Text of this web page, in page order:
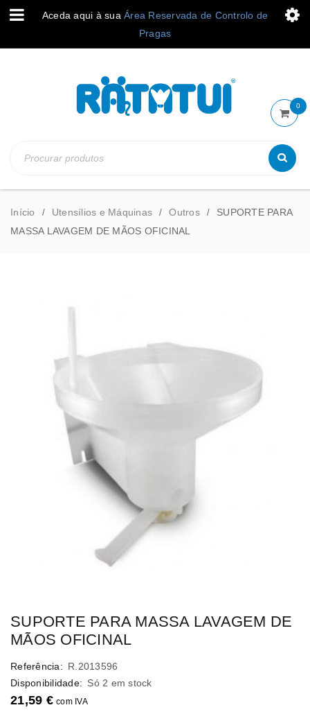
Aceda aqui à sua Área Reservada de Controlo de
Pragas
0
Início / Utensílios e Máquinas / Outros /
SUPORTE PARA
MASSA LAVAGEM DE MÃOS OFICINAL
SUPORTE PARA MASSA LAVAGEM DE
MÃOS OFICINAL
Referência: R.2013596
Disponibilidade: Só 2 em stock
21,59 € com IVA